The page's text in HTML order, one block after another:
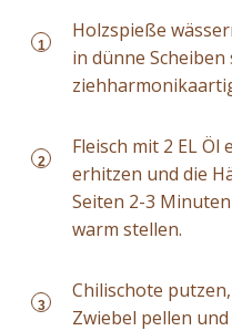
1
Holzspieße
in dünne
2
Fleisch mit 2 EL
erhitzen und die
Seiten 2-3
warm stellen.
3
Chilischote
Zwiebel pellen